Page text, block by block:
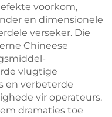
voorkom,
en dimensionele
verseker. Die
Chineese
vlugtige
en verbeterde
vir operateurs.
dramaties toe